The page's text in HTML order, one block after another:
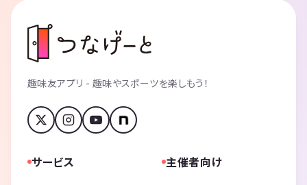
趣味友アプリ - 趣味やスポーツを楽しもう！
サービス 主催者向け